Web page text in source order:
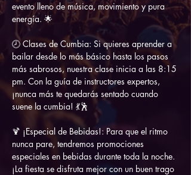
evento lleno de música, movimiento y pura
energía. 🌟
🕗 Clases de Cumbia: Si quieres aprender a
bailar desde lo más básico hasta los pasos
más sabrosos, nuestra clase inicia a las 8:15
pm. Con la guía de instructores expertos,
¡nunca más te quedarás sentado cuando
suene la cumbia! 💃🕺
🍹 ¡Especial de Bebidas!: Para que el ritmo
nunca pare, tendremos promociones
especiales en bebidas durante toda la noche.
¡La fiesta se disfruta mejor con un buen trago